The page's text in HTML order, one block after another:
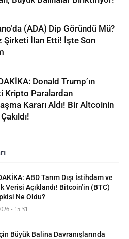
(ADA) Dip Göründü Mü?
Şirketi İlan Etti! İşte Son
Donald Trump’ın
Kripto Paralardan
Kararı Aldı! Bir Altcoinin
ABD Tarım Dışı İstihdam ve
Verisi Açıklandı! Bitcoin’in (BTC)
Ne Oldu?
- 15:31
Büyük Balina Davranışlarında